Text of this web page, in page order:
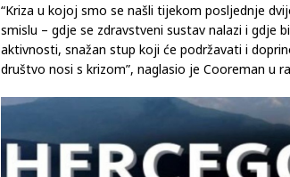
“Kriza u kojoj smo se našli tijekom posljednje
smislu – gdje se zdravstveni sustav nalazi i gdje
aktivnosti, snažan stup koji će podržavati i
društvo nosi s krizom”, naglasio je Cooreman u